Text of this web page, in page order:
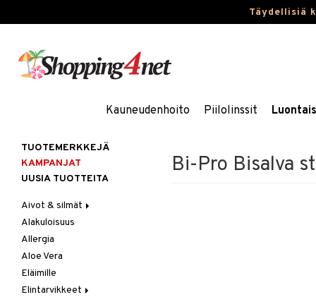
Täydellisiä
Kauneudenhoito Piilolinssit
Bi-Pro Bisalva
TUOTEMERKKEJÄ
KAMPANJAT
UUSIA TUOTTEITA
Aivot & silmät
Muisti
Rasvahapot
Silmät
Alakuloisuus
Allergia
Aloe Vera
Eläimille
Elintarvikkeet